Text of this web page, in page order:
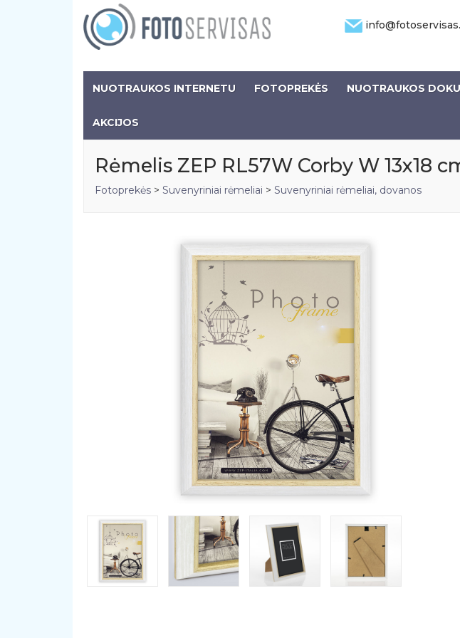
NUOTRAUKOS INTERNETU FOTOPREKĖS NUOTRAUKOS
AKCIJOS
Rėmelis ZEP RL57W Corby W 13x18
Fotoprekės > Suvenyriniai rėmeliai > Suvenyriniai rėmeliai, dovanos